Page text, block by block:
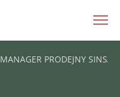
MANAGER PRODEJNY